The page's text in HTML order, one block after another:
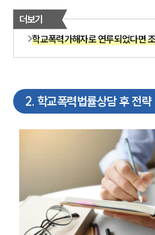
더보기
학교폭력가해자로 연루되었다면
2. 학교폭력법률상담 후 전략